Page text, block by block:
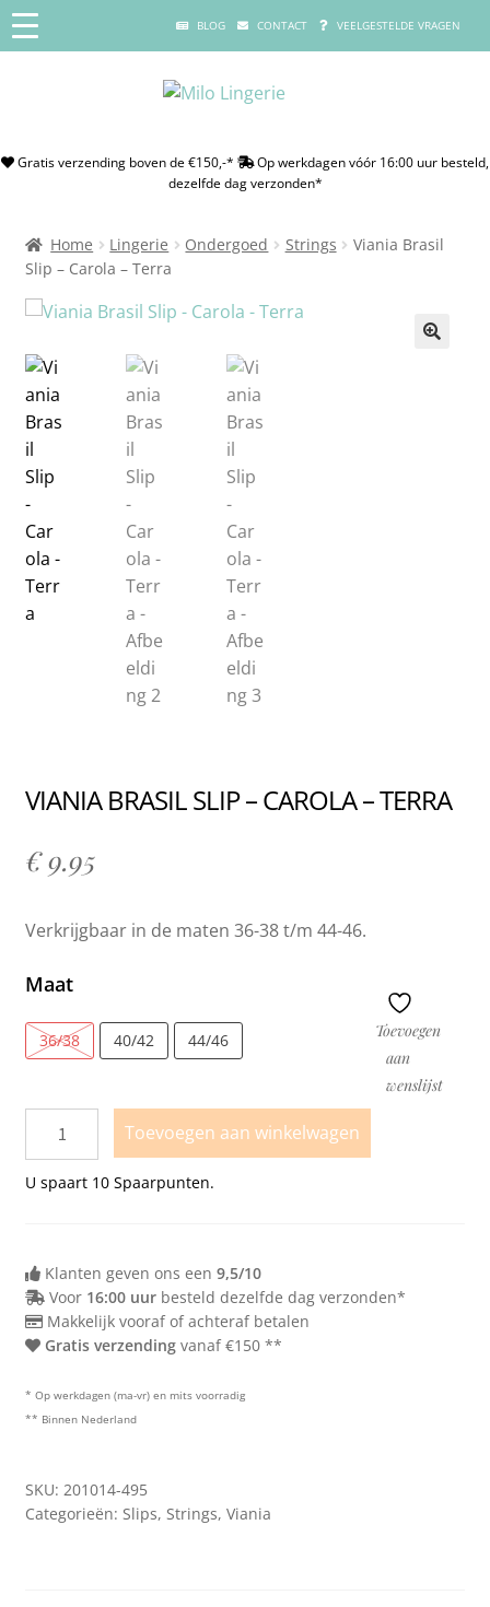
BLOG CONTACT VEELGESTELDE VRAGEN
Gratis verzending boven de €150,-*
Op werkdagen vóór 16:00 uur besteld,
dezelfde dag verzonden*
Home Lingerie Ondergoed Strings
Viania Brasil
Slip – Carola – Terra
VIANIA BRASIL SLIP – CAROLA – TERRA
€9.95
Verkrijgbaar in de maten 36-38 t/m 44-46.
Maat
36/38 40/42 44/46
Toevoegen aan winkelwagen
U spaart 10Spaarpunten.
Toevoegen
aan
wenslijst
Klanten geven ons een 9,5/10
Voor 16:00 uurbesteld dezelfde dag verzonden*
Makkelijk vooraf of achteraf betalen
Gratis verzendingvanaf €150 **
* Op werkdagen (ma-vr) en mits voorradig
** Binnen Nederland
SKU: 201014-495
Categorieën: Slips, Strings, Viania